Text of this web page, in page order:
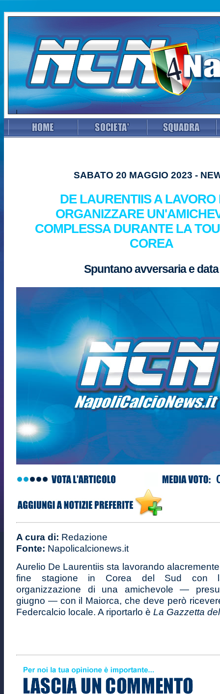
SABATO 20 MAGGIO 2023 -
DE LAURENTIIS A LAVORO
ORGANIZZARE
COMPLESSA DURANTE LA
COREA
Spuntano avversaria e data
A cura di: Redazione
Fonte: Napolicalcionews.it
Aurelio De Laurentiis sta lavorando
fine stagione in Corea del Sud con
organizzazione di una amichevole —
giugno — con il Maiorca, che deve però
Federcalcio locale. A riportarlo è La Gazzetta